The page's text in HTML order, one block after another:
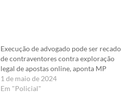
Execução de advogado pode ser recado
de contraventores contra exploração
legal de apostas online, aponta MP
1 de maio de 2024
Em "Policial"